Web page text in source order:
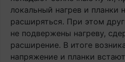
локальный нагрев и планки
расширяться. При этом
не подвержены нагреву,
расширение. В итоге
напряжение и планки